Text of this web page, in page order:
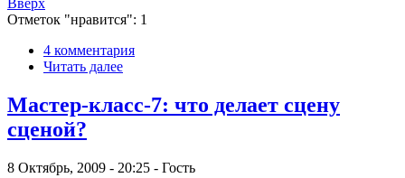
Вверх
Отметок "нравится": 1
4 комментария
Читать далее
Мастер-класс-7: что делает сцену
сценой?
8 Октябрь, 2009 - 20:25 - Гость